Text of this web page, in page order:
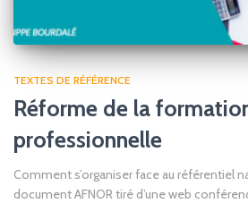
TEXTES DE RÉFÉRENCE
Réforme de la
professionnelle
Comment s’organiser face au référentiel
document AFNOR tiré d’une web